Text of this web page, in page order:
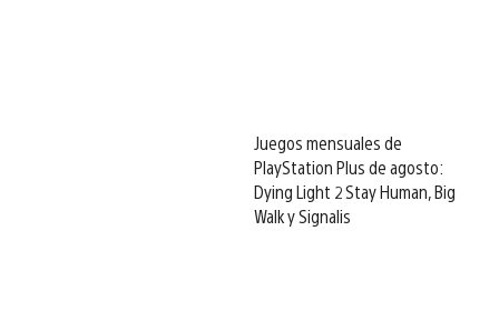
Juegos mensuales de
PlayStation Plus de agosto:
Dying Light 2 Stay Human, Big
Walk y Signalis